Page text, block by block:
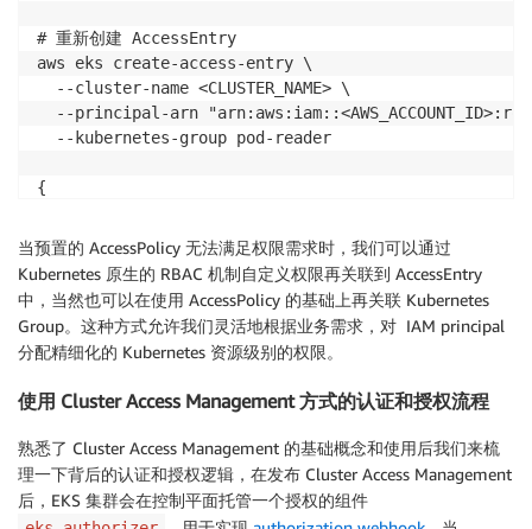
# 重新创建 AccessEntry
aws eks create-access-entry \
  --cluster-name <CLUSTER_NAME> \
--principal-arn
  --kubernetes-group pod-reader
{
        "clusterName": "<CLUSTER_NAME>",
"principalArn":
        "kubernetesGroups": [
            "pod-reader"
        ],
"accessEntryArn":
"createdAt": "2024-04-
"modifiedAt": "2024-04-
        "tags": {},
"username":
        "type": "STANDARD"
    }
当预置的 AccessPolicy 无法满足权限需求时，我们可以通过
Kubernetes 原生的 RBAC 机制自定义权限再关联到 AccessEntry
中，当然也可以在使用 AccessPolicy 的基础上再关联 Kubernetes
Group。这种方式允许我们灵活地根据业务需求，对 IAM principal
分配精细化的 Kubernetes 资源级别的权限。
使用 Cluster Access Management 方式的认证和授权流程
熟悉了 Cluster Access Management 的基础概念和使用后我们来梳
理一下背后的认证和授权逻辑，在发布 Cluster Access Management
后，EKS 集群会在控制平面托管一个授权的组件